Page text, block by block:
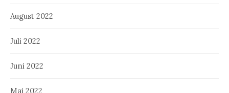
August 2022
Juli 2022
Juni 2022
Mai 2022